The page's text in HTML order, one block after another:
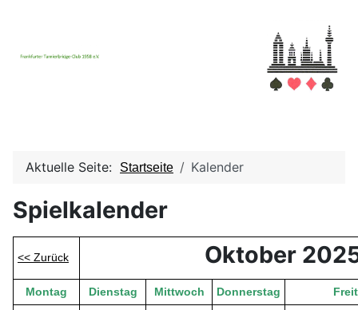
Aktuelle Seite: Startseite Kalender
Spielkalender
<< Zurück Oktober
Montag Dienstag Mittwoch Donnerstag